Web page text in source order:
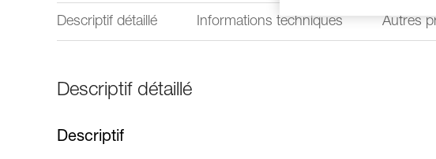
Descriptif détaillé Informations techniques Autres
Descriptif détaillé
Descriptif